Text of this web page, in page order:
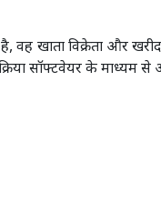
वह खाता विक्रेता और
सॉफ्टवेयर के माध्यम